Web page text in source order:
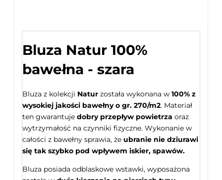
Bluza Natur 100%
bawełna - szara
Bluza z kolekcji Natur została wykonana w 100% z
wysokiej jakości bawełny o gr. 270/m2. Materiał
ten gwarantuje dobry przepływ powietrza oraz
wytrzymałość na czynniki fizyczne. Wykonanie w
całości z bawełny sprawia, że ubranie nie dziurawi
się tak szybko pod wpływem iskier, spawów.
Bluza posiada odblaskowe wstawki, wyposażona